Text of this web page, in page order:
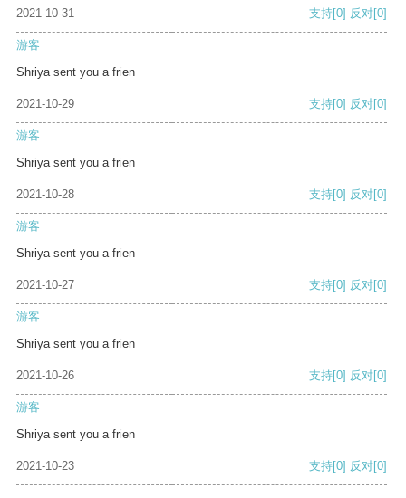
2021-10-31 支持[0] 反对[0]
游客
Shriya sent you a frien
2021-10-29 支持[0] 反对[0]
游客
Shriya sent you a frien
2021-10-28 支持[0] 反对[0]
游客
Shriya sent you a frien
2021-10-27 支持[0] 反对[0]
游客
Shriya sent you a frien
2021-10-26 支持[0] 反对[0]
游客
Shriya sent you a frien
2021-10-23 支持[0] 反对[0]